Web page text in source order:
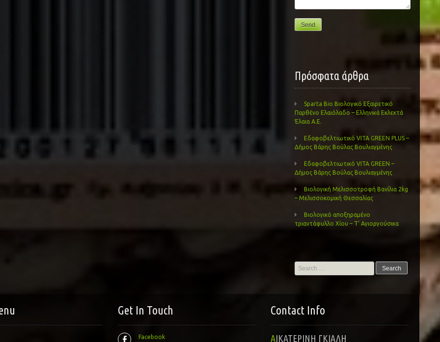
Πρόσφατα άρθρα
Sparta Bio Βιολογικό Εξαιρετικό
Παρθένο Ελαιόλαδο – Ελληνικά Εκλεκτά
Έλαια Α.Ε.
Εδαφοβελτιωτικό VITA GREEN PLUS –
Δήμος Βάρης Βούλας Βουλιαγμένης
Εδαφοβελτιωτικό VITA GREEN –
Δήμος Βάρης Βούλας Βουλιαγμένης
Βιολογική Μελισσοτροφή Βανίλια 2kg
– Μελισσοκομική Θεσσαλίας
Βιολογικό αποξηραμένο
τριαντάφυλλο Χίου – Τ’ Αγιοργούσικα
Search
for:
Get In Touch
Facebook
Contact Info
ΑΙΚΑΤΕΡΙΝΗ ΓΚΙΑΛΗ